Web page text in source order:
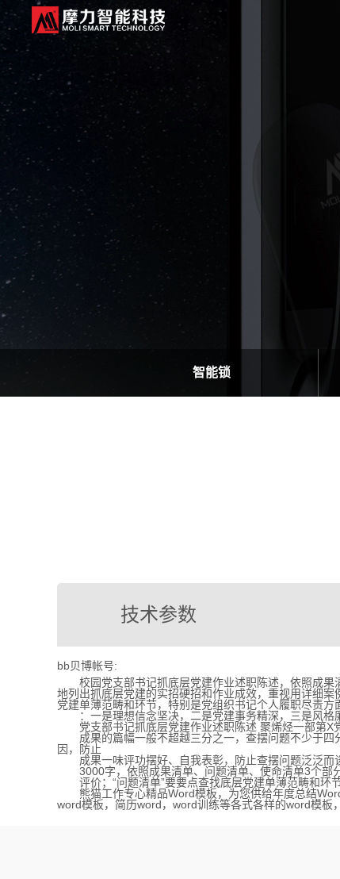
智能锁
技术参数
bb贝博帐号:
校园党支部书记抓底层党建作业述职陈述，依照成果
地列出抓底层党建的实招硬招和作业成效，重视用详细
党建单薄范畴和环节，特别是党组织书记个人履职尽责
：一是理想信念坚决，二是党建事务精深，三是风格
党支部书记抓底层党建作业述职陈述 聚烯烃一部第X
成果的篇幅一般不超越三分之一，查摆问题不少于四
因，防止
成果一味评功摆好、自我表彰，防止查摆问题泛泛而
3000字，依照成果清单、问题清单、使命清单3个部分
评价；“问题清单”要要点查找底层党建单薄范畴和环
熊猫工作专心精品Word模板，为您供给年度总结
word模板，简历word，word训练等各式各样的word模板